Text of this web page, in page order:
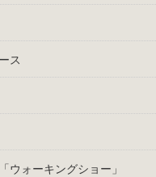
ス
ウォーキングショー」